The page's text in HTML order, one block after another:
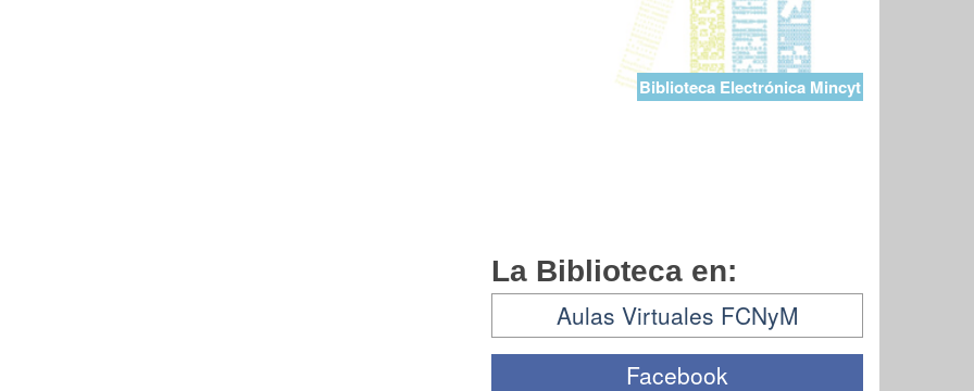
Biblioteca Electrónica Mincyt
La Biblioteca en:
Aulas Virtuales FCNyM
Facebook